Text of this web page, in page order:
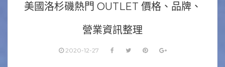
美國洛杉磯熱門 OUTLET 價格、品牌、
營業資訊整理
2020-12-27